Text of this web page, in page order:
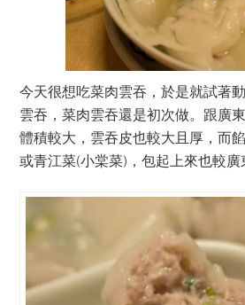
今天很想吃菜肉雲吞，於是就試著
雲吞，菜肉雲吞還是初次做。跟廣
體積較大，雲吞皮也較大且厚，而
或青江菜(小棠菜)，包起上來也較廣